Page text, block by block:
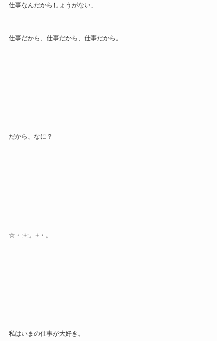
仕事なんだからしょうがない、
仕事だから、仕事だから、仕事だから。
だから、なに？
☆・:+:。+・。
私はいまの仕事が大好き。